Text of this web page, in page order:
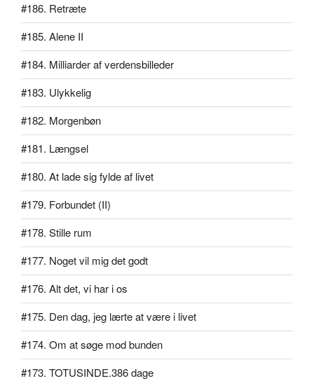
#186. Retræte
#185. Alene II
#184. Milliarder af verdensbilleder
#183. Ulykkelig
#182. Morgenbøn
#181. Længsel
#180. At lade sig fylde af livet
#179. Forbundet (II)
#178. Stille rum
#177. Noget vil mig det godt
#176. Alt det, vi har i os
#175. Den dag, jeg lærte at være i livet
#174. Om at søge mod bunden
#173. TOTUSINDE.386 dage